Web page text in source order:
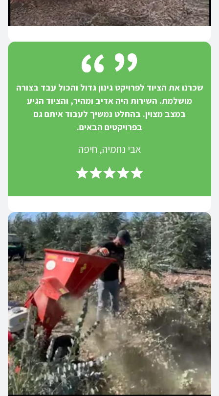
שכרנו את הציוד לפרויקט גינון גדול והכול עבד בצורה
מושלמת. השירות היה אדיב ומהיר, והציוד הגיע
במצב מצוין. בהחלט נמשיך לעבוד איתם גם
בפרויקטים הבאים.
אבי נחמיה, חיפה